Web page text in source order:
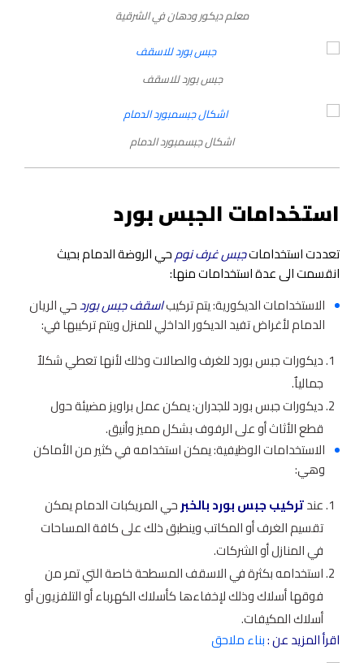
معلم ديكور ودهان في الشرقية
جبس بورد للاسقف
اشكال جبسمبورد الدمام
استخدامات الجبس بورد
تعددت استخداماتجبس غرف نومحي الروضة الدمام بحيث
انقسمت الى عدة استخدامات منها:
الاستخدامات الديكورية: يتم تركيباسقف جبس بوردحي الريان
الدمام لأغراض تفيد الديكور الداخلي للمنزل ويتم تركيبها في:
ديكورات جبس بورد للغرف والصالات وذلك لأنها تعطي شكلاٌ
جمالياٌ.
ديكورات جبس بورد للجدران: يمكن عمل براويز مضيئة حول
قطع الأثاث أو على الرفوف بشكل مميز وأنيق.
الاستخدامات الوظيفية: يمكن استخدامه في كثير من الأماكن
وهي:
عندتركيب جبس بورد بالخبرحي المريكبات الدمام يمكن
تقسيم الغرف أو المكاتب وينطبق ذلك على كافة المساحات
في المنازل أو الشركات.
استخدامه بكثرة في الاسقف المسطحة خاصة التي تمر من
فوقها أسلاك وذلك لإخفاءها كأسلاك الكهرباء أو التلفزيون أو
أسلاك المكيفات.
اقرأ المزيد عن :بناء ملاحق